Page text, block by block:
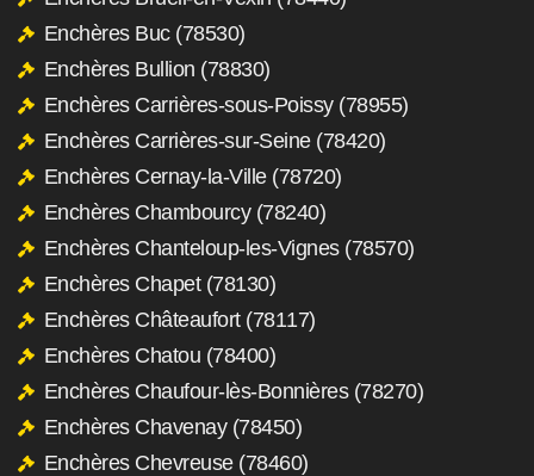
Enchères Buc (78530)
Enchères Bullion (78830)
Enchères Carrières-sous-Poissy (78955)
Enchères Carrières-sur-Seine (78420)
Enchères Cernay-la-Ville (78720)
Enchères Chambourcy (78240)
Enchères Chanteloup-les-Vignes (78570)
Enchères Chapet (78130)
Enchères Châteaufort (78117)
Enchères Chatou (78400)
Enchères Chaufour-lès-Bonnières (78270)
Enchères Chavenay (78450)
Enchères Chevreuse (78460)